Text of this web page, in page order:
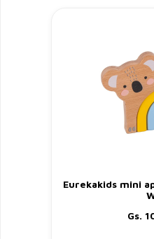
Eurekakids mini
Gs.